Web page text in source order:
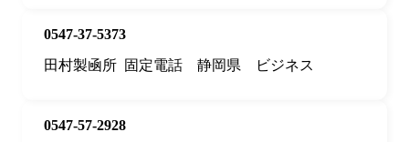
0547-37-5373
田村製凾所 固定電話 静岡県 ビジネス
0547-57-2928